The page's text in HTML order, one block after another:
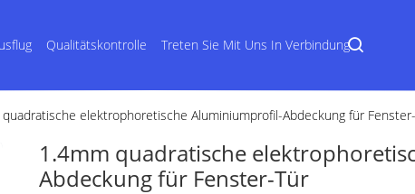
Qualitätskontrolle Treten Sie Mit Uns In Verbindung
quadratische elektrophoretische Aluminiumprofil-Abdeckung für
1.4mm quadratische
Abdeckung für Fenster-Tür